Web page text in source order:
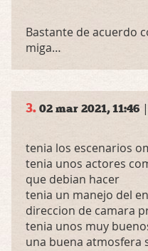
Bastante de acuerdo
miga…
3. 02 mar 2021, 11:46 |
tenia los escenarios
tenia unos actores
que debian hacer
tenia un manejo del
direccion de camara
tenia unos muy
una buena atmosfera